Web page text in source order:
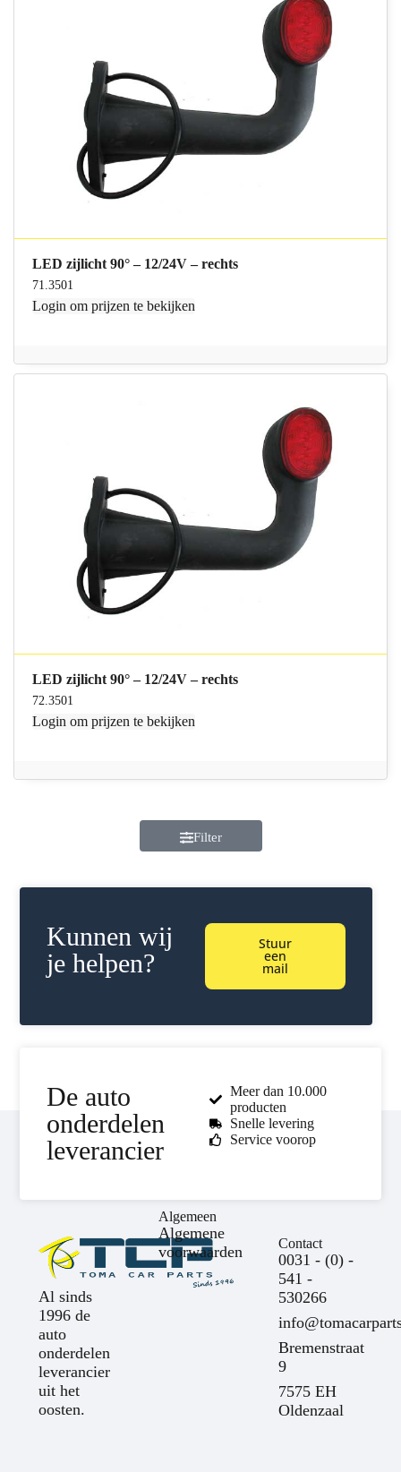
LED zijlicht 90° – 12/24V – rechts
71.3501
Login om prijzen te bekijken
LED zijlicht 90° – 12/24V – rechts
72.3501
Login om prijzen te bekijken
Filter
Kunnen wij
je helpen?
Stuur
een
mail
De auto
onderdelen
leverancier
Meer dan 10.000
producten
Snelle levering
Service voorop
Al sinds
1996 de
auto
onderdelen
leverancier
uit het
oosten.
Algemeen
Algemene
voorwaarden
Contact
0031 - (0) -
541 -
530266
Bremenstraat
9
7575 EH
Oldenzaal